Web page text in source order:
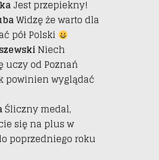
Jest przepiekny!
Widzę że warto dla
pół Polski
Niech
uczy od Poznań
powinien wyglądać
Śliczny medal,
się na plus w
poprzedniego roku